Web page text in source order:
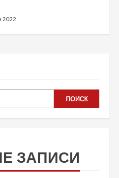
2022
ПОИСК
ЗАПИСИ